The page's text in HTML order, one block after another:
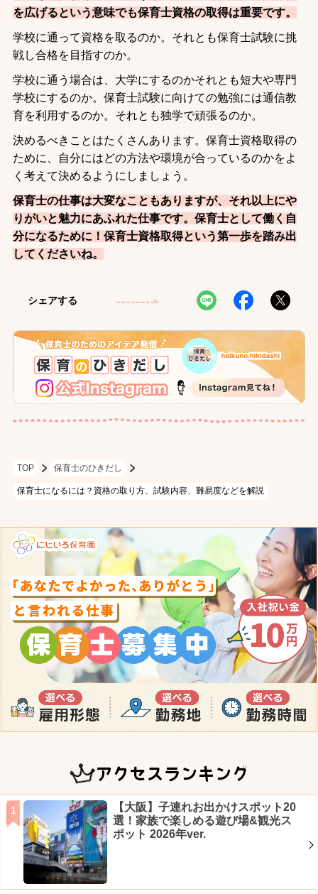
を広げるという意味でも保育士資格の取得は重要です。
学校に通って資格を取るのか。それとも保育士試験に挑
戦し合格を目指すのか。
学校に通う場合は、大学にするのかそれとも短大や専門
学校にするのか。保育士試験に向けての勉強には通信教
育を利用するのか。それとも独学で頑張るのか。
決めるべきことはたくさんあります。保育士資格取得の
ために、自分にはどの方法や環境が合っているのかをよ
く考えて決めるようにしましょう。
保育士の仕事は大変なこともありますが、それ以上にや
りがいと魅力にあふれた仕事です。保育士として働く自
分になるために！保育士資格取得という第一歩を踏み出
してくださいね。
シェアする
TOP 保育士のひきだし
保育士になるには？資格の取り方、試験内容、難易度などを解説
アクセスランキング
【大阪】子連れお出かけスポット20
選！家族で楽しめる遊び場&観光ス
ポット 2026年ver.